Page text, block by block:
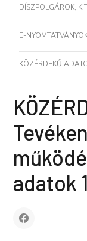
DÍSZPOLGÁROK,
E-
KÖZÉRDEKŰ
adatok